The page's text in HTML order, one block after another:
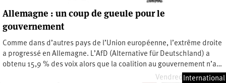
Allemagne : un coup de gueule pour le
gouvernement
Comme dans d’autres pays de l’Union européenne, l’extrême droite
a progressé en Allemagne. L’AfD (Alternative für Deutschland) a
obtenu 15,9 % des voix alors que la coalition au gouvernement n’a…
Vendredi 21 juin 2024
International